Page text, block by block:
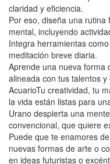
claridad y eficiencia.
Por eso, diseña una rutina
mental, incluyendo
Integra herramientas
meditación breve diaria.
Aprende una nueva forma
alineada con tus talentos
AcuarioTu creatividad, tu
la vida están listas para
Urano despierta una
convencional, que quiere
Puede que te enamores
nuevas formas de arte o
en ideas futuristas o